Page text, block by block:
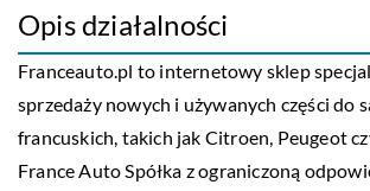
Opis działalności
Franceauto.pl to internetowy sklep
sprzedaży nowych i używanych części do
francuskich, takich jak Citroen, Peugeot
France Auto Spółka z ograniczoną